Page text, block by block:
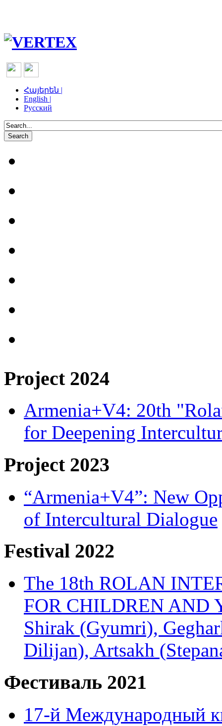
Հայերեն |
English |
Русский
Project 2024
Armenia+V4: 20th
for Deepening
Project 2023
“Armenia+V4”: New
of Intercultural Dialogue
Festival 2022
The 18th ROLAN
FOR CHILDREN AND
Shirak (Gyumri),
Dilijan), Artsakh
Фестиваль 2021
17-й Международный